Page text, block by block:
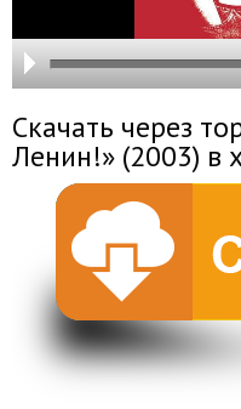
Скачать через
Ленин!» (2003) в